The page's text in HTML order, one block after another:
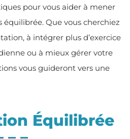
pour vous aider à mener
équilibrée. Que vous cherchiez
à intégrer plus d’exercice
ou à mieux gérer votre
vous guideront vers une
Équilibrée